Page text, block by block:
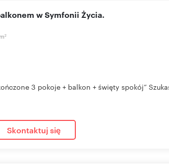
2
w Symfonii Życia.
3 pokoje + balkon + święty spokój”
Skontaktuj się